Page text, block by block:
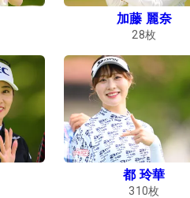
加藤 麗奈
28枚
都 玲華
310枚